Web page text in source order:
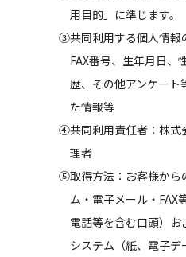
用目的」に準じます。
③共同利用する個人情報
FAX番号、生年月日、
歴、その他アンケート
た情報等
④共同利用責任者：株
理者
⑤取得方法：お客様から
ム・電子メール・
電話等を含む口頭）お
システム（紙、電子デ